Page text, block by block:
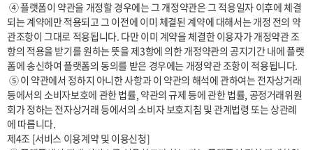
되는 계약에만 적용되고 그 이전에 이미 체결된 계약에 대해서는 개정 전의 약
관조항이 그대로 적용됩니다. 다만 이미 계약을 체결한 이용자가 개정약관 조
항의 적용을 받기를 원하는 뜻을 제3항에 의한 개정약관의 공지기간 내에 플랫
폼에 송신하여 플랫폼의 동의를 받은 경우에는 개정약관 조항이 적용됩니다.
등에서의 소비자보호에 관한 법률, 약관의 규제 등에 관한 법률, 공정거래위원
회가 정하는 전자상거래 등에서의 소비자 보호지침 및 관계법령 또는 상관례
에 따릅니다.
제4조 [서비스 이용계약 및 이용신청]